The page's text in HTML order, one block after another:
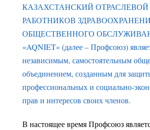
КАЗАХСТАНСКИЙ
РАБОТНИКОВ
ОБЩЕСТВЕННОГО
«AQNIET» (далее – Профсоюз)
независимым, самостоятельным
объединением, созданным для
профессиональных и социально-
прав и интересов своих членов.
В настоящее время Профсоюз